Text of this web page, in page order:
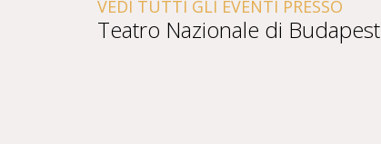
VEDI TUTTI GLI EVENTI PRESSO
Teatro Nazionale di Budapest